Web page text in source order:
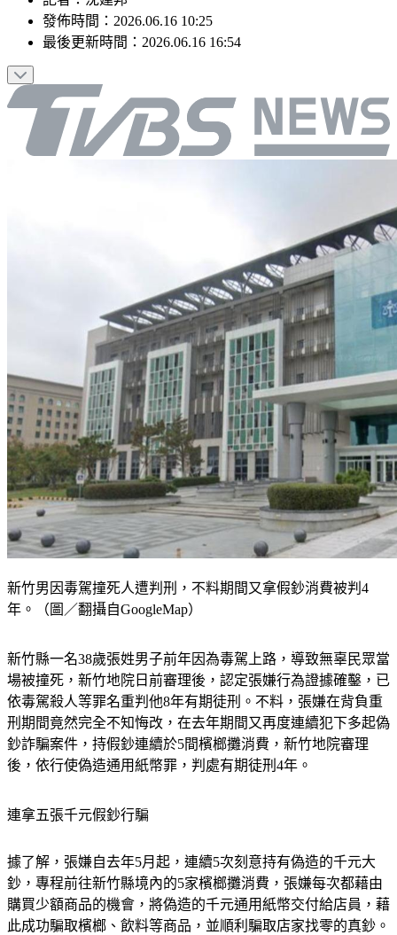
最後更新時間：2026.06.16 16:54
年。（圖／翻攝自GoogleMap）
場被撞死，新竹地院日前審理後，認定張嫌行為證據確鑿，已
依毒駕殺人等罪名重判他8年有期徒刑。不料，張嫌在背負重
刑期間竟然完全不知悔改，在去年期間又再度連續犯下多起偽
鈔詐騙案件，持假鈔連續於5間檳榔攤消費，新竹地院審理
後，依行使偽造通用紙幣罪，判處有期徒刑4年。
鈔，專程前往新竹縣境內的5家檳榔攤消費，張嫌每次都藉由
購買少額商品的機會，將偽造的千元通用紙幣交付給店員，藉
此成功騙取檳榔、飲料等商品，並順利騙取店家找零的真鈔。
法官在審理時指出，張嫌在犯下偽鈔案後，至今未能與受害店